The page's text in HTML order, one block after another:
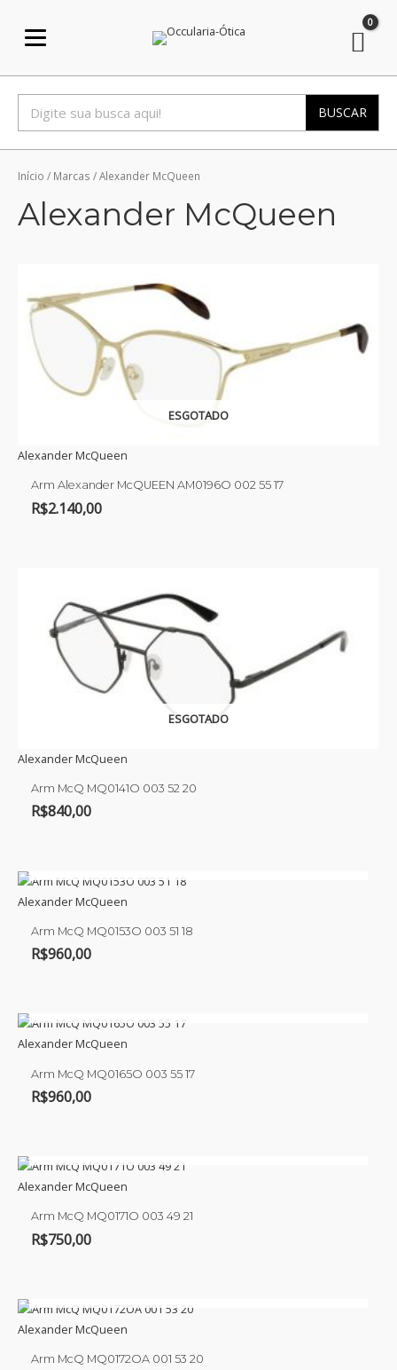
BUSCAR
Início / Marcas / Alexander McQueen
Alexander McQueen
ESGOTADO
Alexander McQueen
Arm Alexander McQUEEN AM0196O 002 55 17
R$2.140,00
ESGOTADO
Alexander McQueen
Arm McQ MQ0141O 003 52 20
R$840,00
Alexander McQueen
Arm McQ MQ0153O 003 51 18
R$960,00
Alexander McQueen
Arm McQ MQ0165O 003 55 17
R$960,00
Alexander McQueen
Arm McQ MQ0171O 003 49 21
R$750,00
Alexander McQueen
Arm McQ MQ0172OA 001 53 20